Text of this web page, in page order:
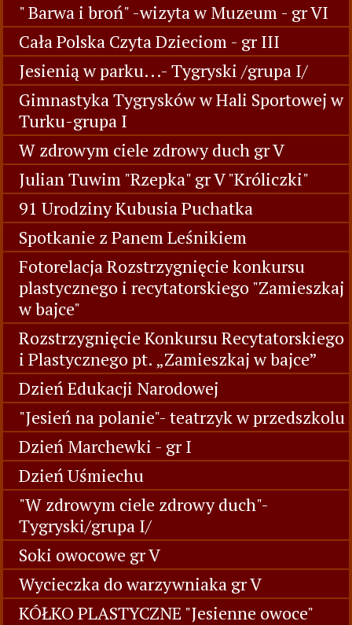
" Barwa i broń" -wizyta w Muzeum - gr VI
Cała Polska Czyta Dzieciom - gr III
Jesienią w parku...- Tygryski /grupa I/
Gimnastyka Tygrysków w Hali Sportowej w
Turku-grupa I
W zdrowym ciele zdrowy duch gr V
Julian Tuwim "Rzepka" gr V "Króliczki"
91 Urodziny Kubusia Puchatka
Spotkanie z Panem Leśnikiem
Fotorelacja Rozstrzygnięcie konkursu
plastycznego i recytatorskiego "Zamieszkaj
w bajce"
Rozstrzygnięcie Konkursu Recytatorskiego
i Plastycznego pt. „Zamieszkaj w bajce”
Dzień Edukacji Narodowej
"Jesień na polanie"- teatrzyk w przedszkolu
Dzień Marchewki - gr I
Dzień Uśmiechu
"W zdrowym ciele zdrowy duch"-
Tygryski/grupa I/
Soki owocowe gr V
Wycieczka do warzywniaka gr V
KÓŁKO PLASTYCZNE "Jesienne owoce"